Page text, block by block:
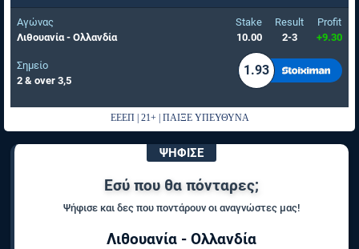
Αγώνας
Λιθουανία - Ολλανδία
Stake
10.00
Result
2-3
Profit
+9.30
Σημείο
2 & over 3,5
1.93
ΕΕΕΠ | 21+ | ΠΑΙΞΕ ΥΠΕΥΘΥΝΑ
ΨΗΦΙΣΕ
Εσύ που θα πόνταρες;
Ψήφισε και δες που ποντάρουν οι αναγνώστες μας!
Λιθουανία - Ολλανδία